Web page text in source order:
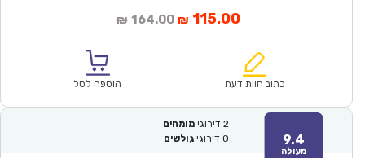
₪ 164.00המחיר
₪164.00.
₪ 115.00המחיר
הוא:
כתוב חוות דעת הוספה לסל
9.4
מעולה
2 דירוגי מומחים
0 דירוגי גולשים